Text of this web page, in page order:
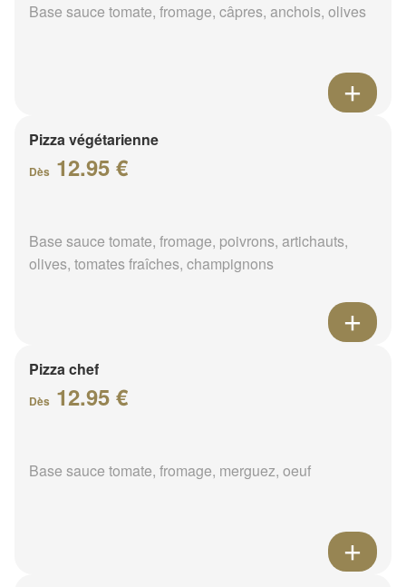
Base sauce tomate, fromage, câpres, anchois, olives
Pizza végétarienne
Dès 12.95 €
Base sauce tomate, fromage, poivrons, artichauts,
olives, tomates fraîches, champignons
Pizza chef
Dès 12.95 €
Base sauce tomate, fromage, merguez, oeuf